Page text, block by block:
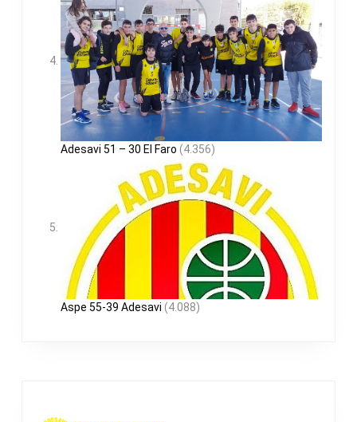
Adesavi 51 – 30 El Faro (4.356)
Aspe 55-39 Adesavi (4.088)